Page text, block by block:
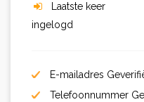
Laatste keer
ingelogd
E-mailadres
Telefoonnummer